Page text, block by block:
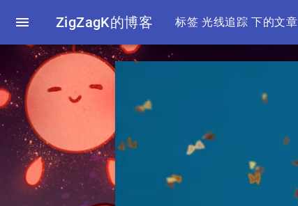
 ZigZagK的博客 标签 光线追踪 下的文章